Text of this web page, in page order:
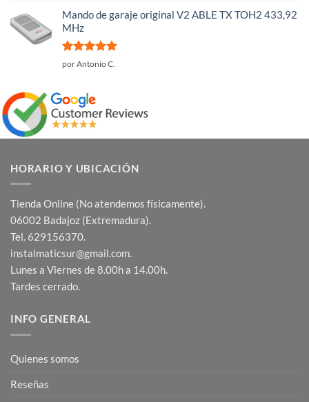
Mando de garaje original V2 ABLE TX TOH2 433,92
MHz
Valorado
por Antonio C.
HORARIO Y UBICACIÓN
Tienda Online (No atendemos físicamente).
06002 Badajoz (Extremadura).
Tel. 629156370.
instalmaticsur@gmail.com.
Lunes a Viernes de 8.00h a 14.00h.
Tardes cerrado.
INFO GENERAL
Quienes somos
Reseñas